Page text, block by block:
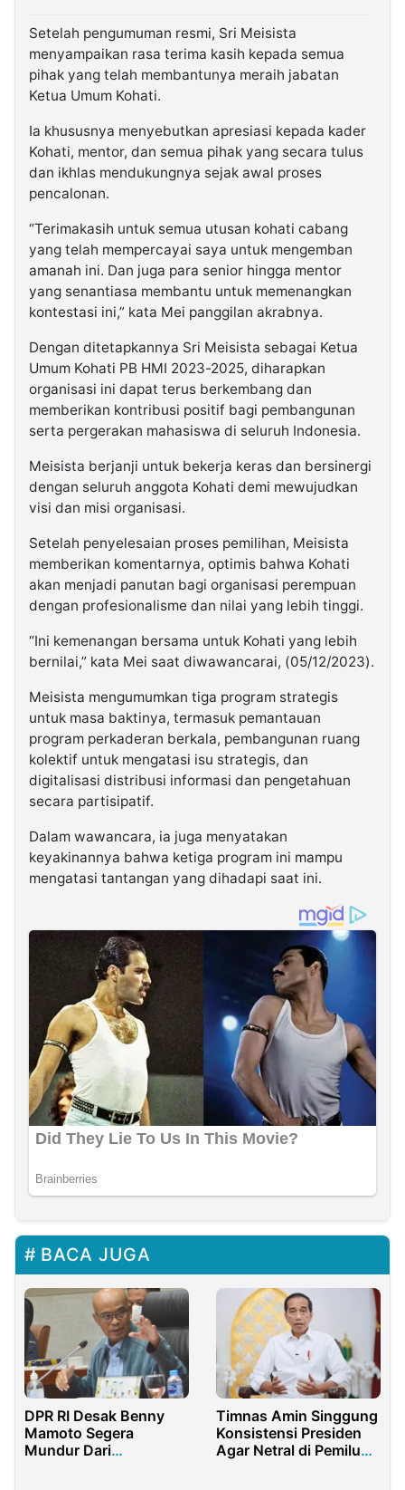
Setelah pengumuman resmi, Sri Meisista
menyampaikan rasa terima kasih kepada semua
pihak yang telah membantunya meraih jabatan
Ketua Umum Kohati.
Ia khususnya menyebutkan apresiasi kepada kader
Kohati, mentor, dan semua pihak yang secara tulus
dan ikhlas mendukungnya sejak awal proses
pencalonan.
“Terimakasih untuk semua utusan kohati cabang
yang telah mempercayai saya untuk mengemban
amanah ini. Dan juga para senior hingga mentor
yang senantiasa membantu untuk memenangkan
kontestasi ini,” kata Mei panggilan akrabnya.
Dengan ditetapkannya Sri Meisista sebagai Ketua
Umum Kohati PB HMI 2023-2025, diharapkan
organisasi ini dapat terus berkembang dan
memberikan kontribusi positif bagi pembangunan
serta pergerakan mahasiswa di seluruh Indonesia.
Meisista berjanji untuk bekerja keras dan bersinergi
dengan seluruh anggota Kohati demi mewujudkan
visi dan misi organisasi.
Setelah penyelesaian proses pemilihan, Meisista
memberikan komentarnya, optimis bahwa Kohati
akan menjadi panutan bagi organisasi perempuan
dengan profesionalisme dan nilai yang lebih tinggi.
“Ini kemenangan bersama untuk Kohati yang lebih
bernilai,” kata Mei saat diwawancarai, (05/12/2023).
Meisista mengumumkan tiga program strategis
untuk masa baktinya, termasuk pemantauan
program perkaderan berkala, pembangunan ruang
kolektif untuk mengatasi isu strategis, dan
digitalisasi distribusi informasi dan pengetahuan
secara partisipatif.
Dalam wawancara, ia juga menyatakan
keyakinannya bahwa ketiga program ini mampu
mengatasi tantangan yang dihadapi saat ini.
BACA JUGA
DPR RI Desak Benny
Mamoto Segera
Mundur Dari
Timnas Amin Singgung
Konsistensi Presiden
Agar Netral di Pemilu